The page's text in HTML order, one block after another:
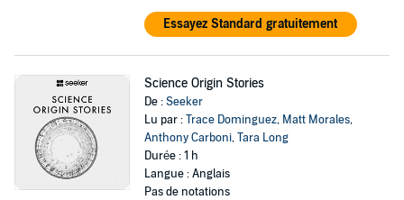
Essayez Standard gratuitement
Science Origin Stories
De :Seeker
Lu par :Trace Dominguez, Matt Morales,
Anthony Carboni,Tara Long
Durée : 1 h
Langue : Anglais
Pas de notations